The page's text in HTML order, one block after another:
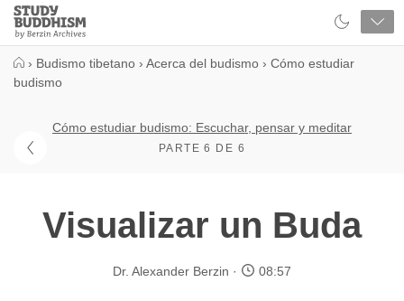
Close
Study
Buddhism
› Budismo tibetano › Acerca del budismo › Cómo estudiar
budismo
Cómo estudiar budismo: Escuchar, pensar y meditar
PARTE 6 DE 6
Visualizar un Buda
Dr. Alexander Berzin 08:57